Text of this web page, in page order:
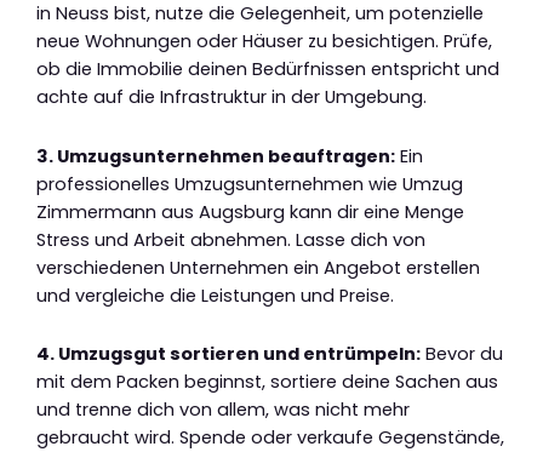
in Neuss bist, nutze die Gelegenheit, um potenzielle
neue Wohnungen oder Häuser zu besichtigen. Prüfe,
ob die Immobilie deinen Bedürfnissen entspricht und
achte auf die Infrastruktur in der Umgebung.
3. Umzugsunternehmen beauftragen: Ein
professionelles Umzugsunternehmen wie Umzug
Zimmermann aus Augsburg kann dir eine Menge
Stress und Arbeit abnehmen. Lasse dich von
verschiedenen Unternehmen ein Angebot erstellen
und vergleiche die Leistungen und Preise.
4. Umzugsgut sortieren und entrümpeln: Bevor du
mit dem Packen beginnst, sortiere deine Sachen aus
und trenne dich von allem, was nicht mehr
gebraucht wird. Spende oder verkaufe Gegenstände,